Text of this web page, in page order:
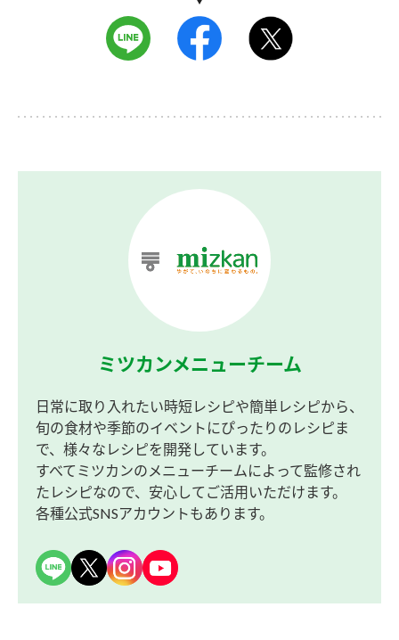
ミツカンメニューチーム
日常に取り入れたい時短レシピや簡単レシピから、
旬の食材や季節のイベントにぴったりのレシピま
で、様々なレシピを開発しています。
すべてミツカンのメニューチームによって監修され
たレシピなので、安心してご活用いただけます。
各種公式SNSアカウントもあります。